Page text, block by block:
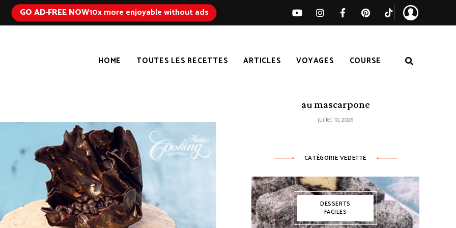
GO AD-FREE NOW10x more enjoyable without ads
HOME TOUTES LES RECETTES ARTICLES VOYAGES COURSE
au mascarpone
juillet 10, 2026
CATÉGORIE VEDETTE
DESSERTS
FACILES